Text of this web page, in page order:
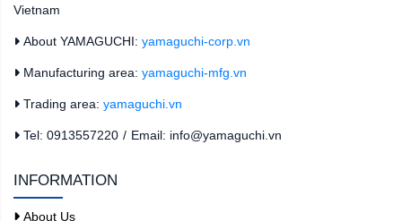
Vietnam
About YAMAGUCHI: yamaguchi-corp.vn
Manufacturing area: yamaguchi-mfg.vn
Trading area: yamaguchi.vn
Tel: 0913557220 / Email: info@yamaguchi.vn
INFORMATION
About Us